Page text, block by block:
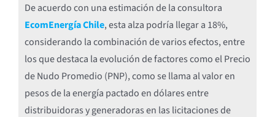
De acuerdo con una estimación de la consultora
EcomEnergía Chile, esta alza podría llegar a 18%,
considerando la combinación de varios efectos, entre
los que destaca la evolución de factores como el Precio
de Nudo Promedio (PNP), como se llama al valor en
pesos de la energía pactado en dólares entre
distribuidoras y generadoras en las licitaciones de